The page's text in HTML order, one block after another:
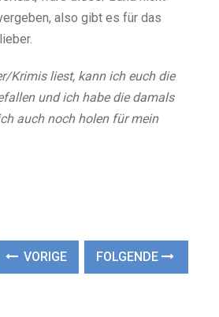
also gibt es für das
Krimis liest, kann ich euch die
und ich habe die damals
auch noch holen für mein
VORIGE FOLGENDE